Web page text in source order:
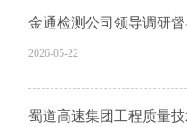
金通检测公司领导调研
2026-05-22
蜀道高速集团工程质量